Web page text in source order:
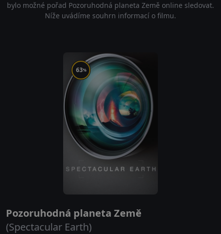
bylo možné pořad Pozoruhodná planeta Země online sledovat.
Níže uvádíme souhrn informací o filmu.
63%
Pozoruhodná planeta Země
(Spectacular Earth)